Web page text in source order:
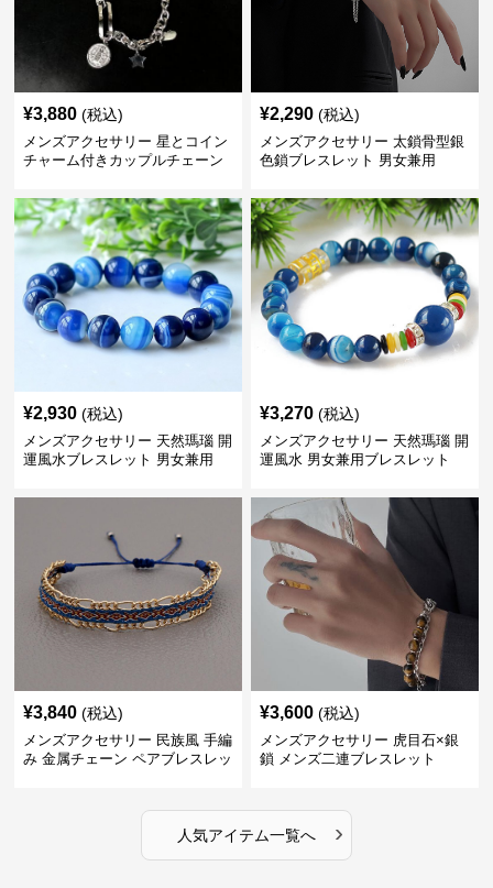
¥3,880 (税込)
メンズアクセサリー 星とコイン
チャーム付きカップルチェーン
¥2,290 (税込)
メンズアクセサリー 太鎖骨型銀
色鎖ブレスレット 男女兼用
¥2,930 (税込)
メンズアクセサリー 天然瑪瑙 開
運風水ブレスレット 男女兼用
¥3,270 (税込)
メンズアクセサリー 天然瑪瑙 開
運風水 男女兼用ブレスレット
¥3,840 (税込)
メンズアクセサリー 民族風 手編
み 金属チェーン ペアブレスレッ
¥3,600 (税込)
メンズアクセサリー 虎目石×銀
鎖 メンズ二連ブレスレット
人気アイテム一覧へ ›